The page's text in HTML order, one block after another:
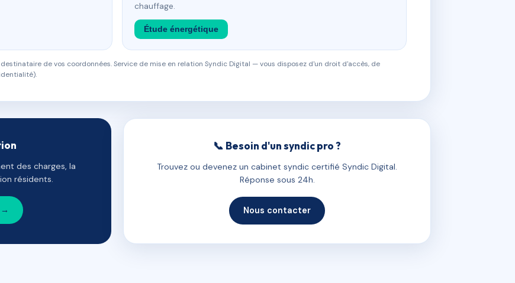
chauffage.
Étude énergétique
de vos coordonnées. Service de mise en relation Syndic Digital — vous disposez d'un droit d'accès, de
des charges, la
résidents.
📞 Besoin d'un syndic pro ?
Trouvez ou devenez un cabinet syndic certifié Syndic Digital.
Réponse sous 24h.
Nous contacter